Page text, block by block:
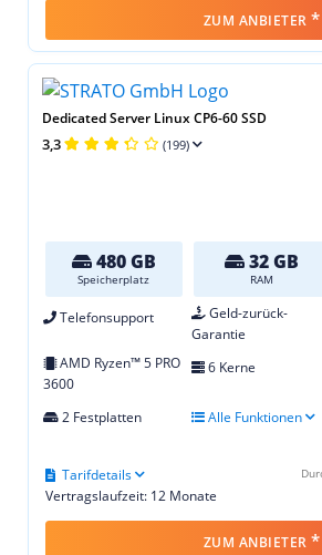
ZUM ANBIETER *
Dedicated Server Linux CP6-60 SSD
3,3 (199)
480 GB
Speicherplatz
32 GB
RAM
Telefonsupport
Geld-zurück-
Garantie
AMD Ryzen™ 5 PRO
3600
6 Kerne
2 Festplatten Alle Funktionen
Vertragslaufzeit: 12 Monate
Tarifdetails
ZUM ANBIETER *